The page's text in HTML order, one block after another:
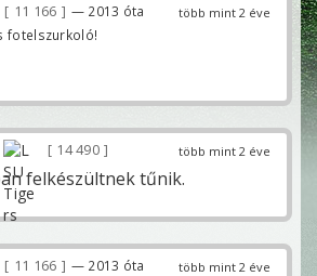
több mint 2 éve
11 166
— 2013 óta
fotelszurkoló!
több mint 2 éve
14 490
felkészültnek tűnik.
több mint 2 éve
11 166
— 2013 óta